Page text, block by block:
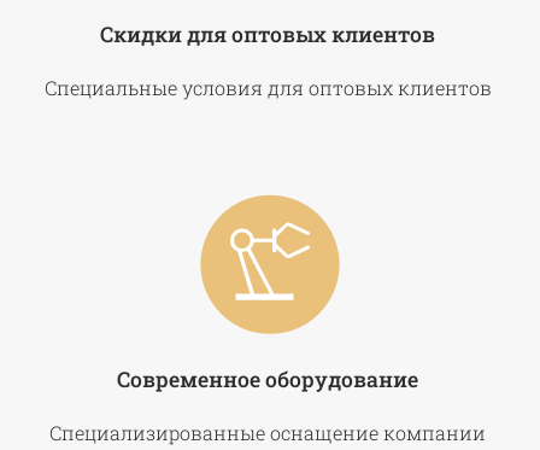
Скидки для оптовых клиентов
Специальные условия для оптовых клиентов
Современное оборудование
Специализированные оснащение компании